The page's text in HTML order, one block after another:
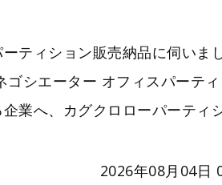
ーティション販売納品に伺いま
ゴシエーター オフィスパーテ
業へ、カグクロローパーティ
2026年08月04日